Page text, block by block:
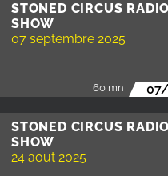
STONED CIRCUS RADIO
SHOW
07 septembre 2025
60 mn
STONED CIRCUS RADIO
SHOW
24 aout 2025